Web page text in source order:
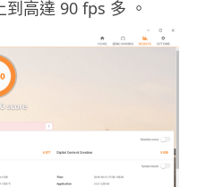
高達 90 fps 多 。